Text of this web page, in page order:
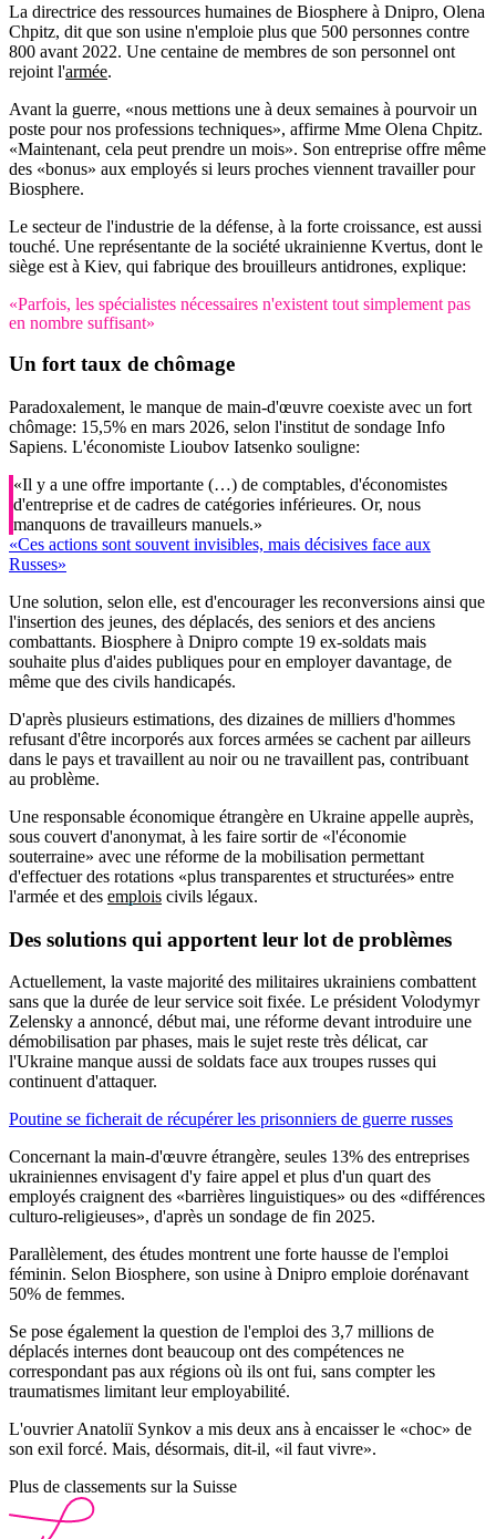
La directrice des ressources humaines de Biosphere à Dnipro, Olena
Chpitz, dit que son usine n'emploie plus que 500 personnes contre
800 avant 2022. Une centaine de membres de son personnel ont
rejoint l'armée.
Avant la guerre, «nous mettions une à deux semaines à pourvoir un
poste pour nos professions techniques», affirme Mme Olena Chpitz.
«Maintenant, cela peut prendre un mois». Son entreprise offre même
des «bonus» aux employés si leurs proches viennent travailler pour
Biosphere.
Le secteur de l'industrie de la défense, à la forte croissance, est aussi
touché. Une représentante de la société ukrainienne Kvertus, dont le
siège est à Kiev, qui fabrique des brouilleurs antidrones, explique:
«Parfois, les spécialistes nécessaires n'existent tout simplement pas
en nombre suffisant»
Un fort taux de chômage
Paradoxalement, le manque de main-d'œuvre coexiste avec un fort
chômage: 15,5% en mars 2026, selon l'institut de sondage Info
Sapiens. L'économiste Lioubov Iatsenko souligne:
«Il y a une offre importante (…) de comptables, d'économistes
d'entreprise et de cadres de catégories inférieures. Or, nous
manquons de travailleurs manuels.»
«Ces actions sont souvent invisibles, mais décisives face aux
Russes»
Une solution, selon elle, est d'encourager les reconversions ainsi que
l'insertion des jeunes, des déplacés, des seniors et des anciens
combattants. Biosphere à Dnipro compte 19 ex-soldats mais
souhaite plus d'aides publiques pour en employer davantage, de
même que des civils handicapés.
D'après plusieurs estimations, des dizaines de milliers d'hommes
refusant d'être incorporés aux forces armées se cachent par ailleurs
dans le pays et travaillent au noir ou ne travaillent pas, contribuant
au problème.
Une responsable économique étrangère en Ukraine appelle auprès,
sous couvert d'anonymat, à les faire sortir de «l'économie
souterraine» avec une réforme de la mobilisation permettant
d'effectuer des rotations «plus transparentes et structurées» entre
l'armée et des emplois civils légaux.
Des solutions qui apportent leur lot de problèmes
Actuellement, la vaste majorité des militaires ukrainiens combattent
sans que la durée de leur service soit fixée. Le président Volodymyr
Zelensky a annoncé, début mai, une réforme devant introduire une
démobilisation par phases, mais le sujet reste très délicat, car
l'Ukraine manque aussi de soldats face aux troupes russes qui
continuent d'attaquer.
Poutine se ficherait de récupérer les prisonniers de guerre russes
Concernant la main-d'œuvre étrangère, seules 13% des entreprises
ukrainiennes envisagent d'y faire appel et plus d'un quart des
employés craignent des «barrières linguistiques» ou des «différences
culturo-religieuses», d'après un sondage de fin 2025.
Parallèlement, des études montrent une forte hausse de l'emploi
féminin. Selon Biosphere, son usine à Dnipro emploie dorénavant
50% de femmes.
Se pose également la question de l'emploi des 3,7 millions de
déplacés internes dont beaucoup ont des compétences ne
correspondant pas aux régions où ils ont fui, sans compter les
traumatismes limitant leur employabilité.
L'ouvrier Anatoliï Synkov a mis deux ans à encaisser le «choc» de
son exil forcé. Mais, désormais, dit-il, «il faut vivre».
Plus de classements sur la Suisse